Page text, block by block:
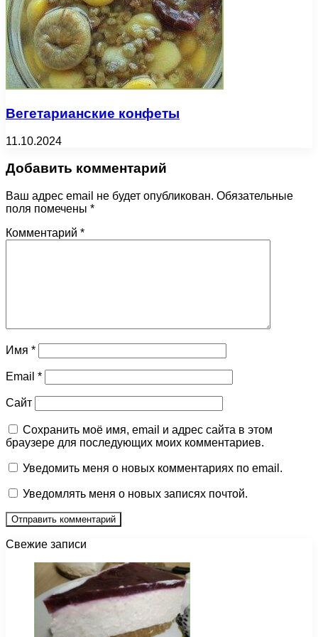
Вегетарианские конфеты
11.10.2024
Добавить комментарий
Ваш адрес email не будет опубликован. Обязательные
поля помечены *
Комментарий *
Имя *
Email *
Сайт
Сохранить моё имя, email и адрес сайта в этом
браузере для последующих моих комментариев.
Уведомить меня о новых комментариях по email.
Уведомлять меня о новых записях почтой.
Свежие записи